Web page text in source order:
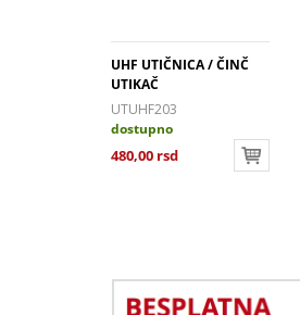
UHF UTIČNICA / ČINČ
UTIKAČ
UTUHF203
dostupno
480,00 rsd